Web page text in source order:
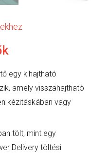
egy kihajtható
amely visszahajtható
kézitáskában vagy
tölt, mint egy
Delivery töltési